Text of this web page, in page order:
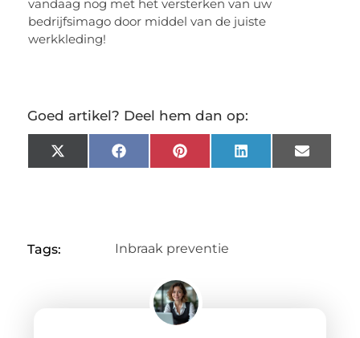
vandaag nog met het versterken van uw
bedrijfsimago door middel van de juiste
werkkleding!
Goed artikel? Deel hem dan op:
X
(Twitter)
Facebook Pinterest LinkedIn Email
Tags: Inbraak preventie